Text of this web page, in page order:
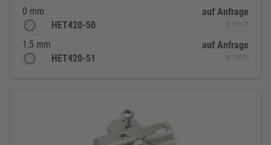
0 mm
HET420-50
auf Anfrage
je 100 St
1,5 mm
HET420-51
auf Anfrage
je 100 St